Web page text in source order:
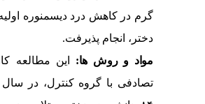
گرم در کاهش درد دیسمنوره اولیه
دختر، انجام پذیرفت.
مواد و روش ها: این مطالعه
تصادفی با گروه کنترل، در سال